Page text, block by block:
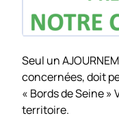
Seul un
concernées, doit
« Bords de Seine »
territoire.